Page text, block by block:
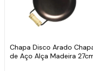
Chapa Disco Arado
de Aço Alça Madeira